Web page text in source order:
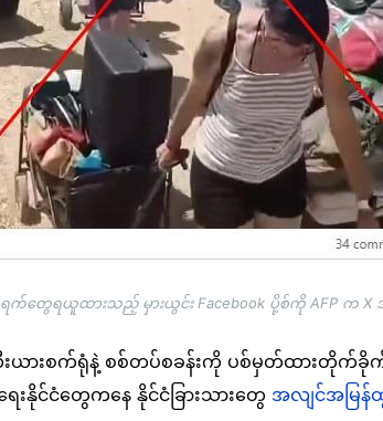
ရက်တွေရယူထားသည့် မှားယွင်း Facebook ပို့စ်ကို AFP က
းယားစက်ရုံနဲ့ စစ်တပ်စခန်းကို ပစ်မှတ်ထားတိုက်
နိုင်ငံတွေကနေ နိုင်ငံခြားသားတွေ အလျင်အမြန်